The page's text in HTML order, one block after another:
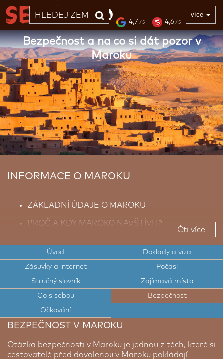
33 LET více
4,7 / 5 4,6 / 5
Bezpečnost a na co si dát pozor v
Maroku
INFORMACE O MAROKU
ZÁKLADNÍ ÚDAJE O MAROKU
PROČ A KDY MAROKO NAVŠTÍVIT?
TOP ZAJÍMAVÁ MÍSTA MAROKA
CESTOVNÍ DOKLADY A VÍZA DO MAROKA
ELEKTRICKÉ ZÁSUVKY A INTERNET V MAROKU
POČASÍ V MAROKU
Čti více
Úvod Doklady a víza
Zásuvky a internet Počasí
Stručný slovník Zajímavá místa
Co s sebou Bezpečnost
Očkování
BEZPEČNOST V MAROKU
Otázka bezpečnosti v Maroku je jednou z těch, které si
cestovatelé před dovolenou v Maroku pokládají